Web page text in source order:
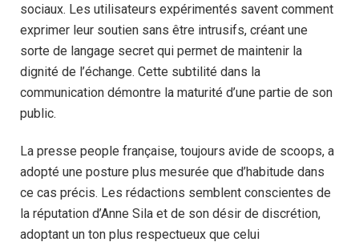
sociaux. Les utilisateurs expérimentés savent comment
exprimer leur soutien sans être intrusifs, créant une
sorte de langage secret qui permet de maintenir la
dignité de l’échange. Cette subtilité dans la
communication démontre la maturité d’une partie de son
public.
La presse people française, toujours avide de scoops, a
adopté une posture plus mesurée que d’habitude dans
ce cas précis. Les rédactions semblent conscientes de
la réputation d’Anne Sila et de son désir de discrétion,
adoptant un ton plus respectueux que celui